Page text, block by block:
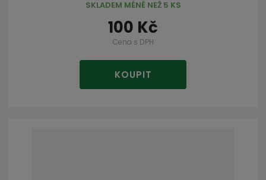
100 Kč
Cena s DPH
KOUPIT
SKLADEM MÉNĚ NEŽ 5 KS